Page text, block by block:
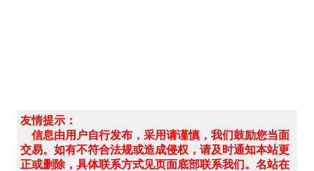
友情提示：
信息由用户自行发布，采用请谨慎，我们鼓励您当面
交易。如有不符合法规或造成侵权，请及时通知本站更
正或删除，具体联系方式见页面底部联系我们。名站在